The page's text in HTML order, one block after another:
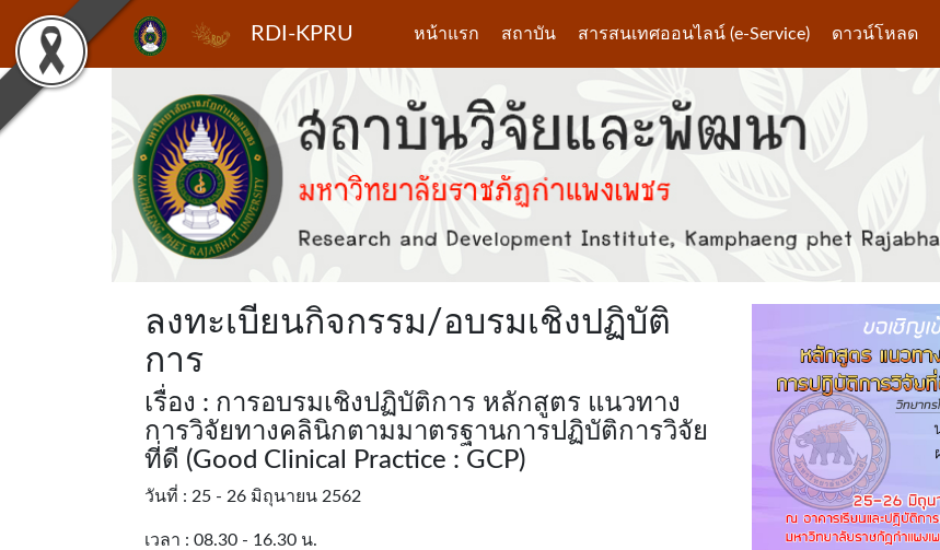
RDI-KPRU หน้าแรก สถาบัน สารสนเทศออนไลน์ (e-Service) ดาวน์โหลด
ลงทะเบียนกิจกรรม/อบรมเชิงปฏิบัติ
การ
เรื่อง : การอบรมเชิงปฏิบัติการ หลักสูตร แนวทาง
การวิจัยทางคลินิกตามมาตรฐานการปฏิบัติการวิจัย
ที่ดี (Good Clinical Practice : GCP)
วันที่ : 25 - 26 มิถุนายน 2562
เวลา : 08.30 - 16.30 น.
FACEBOOK
TWITTER
YOUTUBE